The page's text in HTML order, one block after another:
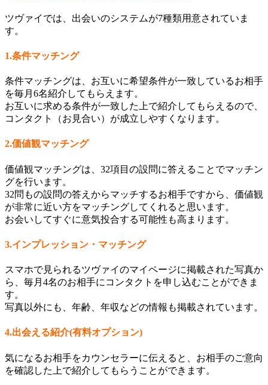
ツヴァイでは、出会いのシステムが7種類用意されていま
す。
1.条件マッチング
条件マッチングは、お互いに希望条件が一致しているお相手
を毎月6名紹介してもらえます。
お互いに求める条件が一致した上で紹介してもらえるので、
コンタクト（お見合い）が成立しやすくなります。
2.価値観マッチング
価値観マッチングは、32項目の設問に答えることでマッチン
グを行います。
32問もの設問の答えからマッチするお相手ですから、価値観
が非常に近い方をマッチングしてくれると思います。
お会いしてすぐに意気投合する可能性も高まります。
3.インプレッション・マッチング
スマホで見られるツヴァイのマイページに掲載された写真か
ら、毎月4名のお相手にコンタクトを申し込むことができま
す。
写真以外にも、年齢、年収などの情報も掲載されています。
4.出会える紹介(有料オプション)
気になるお相手をカウンセラーに伝えると、お相手のご意向
を確認した上で紹介してもらうことができます。